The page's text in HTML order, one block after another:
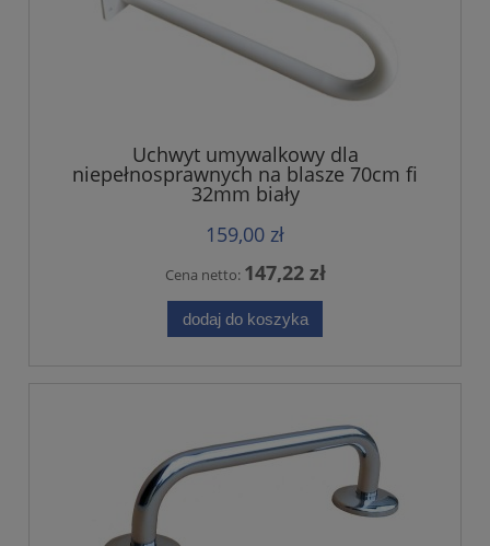
Uchwyt umywalkowy dla
niepełnosprawnych na blasze 70cm fi
32mm biały
159,00 zł
Cena netto: 147,22 zł
dodaj do koszyka